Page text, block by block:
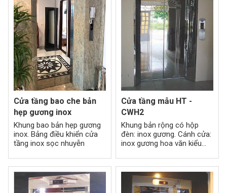
Cửa tầng bao che bản
hẹp gương inox
Khung bao bản hẹp gương
inox. Bảng điều khiển cửa
tầng inox sọc nhuyễn
Cửa tầng mẫu HT -
CWH2
Khung bản rộng có hộp
đèn: inox gương. Cánh cửa:
inox gương hoa văn kiểu